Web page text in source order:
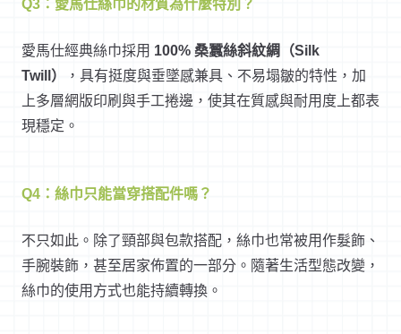
Q3：愛馬仕絲巾的材質為什麼特別？
愛馬仕經典絲巾採用 100% 桑蠶絲斜紋綢（Silk
Twill）
，具有挺度與垂墜感兼具、不易塌皺的特性，加
上多層網版印刷與手工捲邊，使其在質感與耐用度上都表
現穩定。
Q4：絲巾只能當穿搭配件嗎？
不只如此。除了頸部與包款搭配，絲巾也常被用作髮飾、
手腕裝飾，甚至居家佈置的一部分。隨著生活型態改變，
絲巾的使用方式也能持續轉換。